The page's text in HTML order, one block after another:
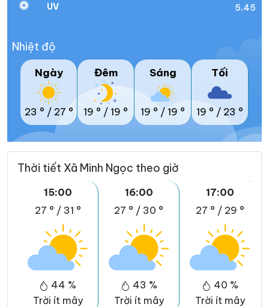
UV
5.45
Nhiệt độ
Ngày
23 ° / 27 °
Đêm
19 ° / 19 °
Sáng
19 ° / 19 °
Tối
19 ° / 23 °
Thời tiết Xã Minh Ngọc theo giờ
15:00
27 ° / 31 °
44 %
Trời ít mây
16:00
27 ° / 30 °
43 %
Trời ít mây
17:00
27 ° / 29 °
40 %
Trời ít mây